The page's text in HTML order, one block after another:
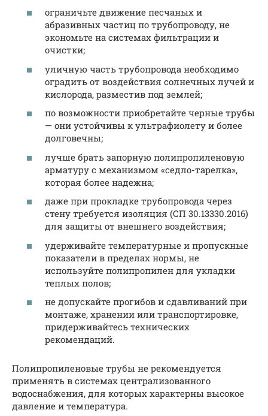
ограничьте движение песчаных и
абразивных частиц по трубопроводу, не
экономьте на системах фильтрации и
очистки;
уличную часть трубопровода необходимо
оградить от воздействия солнечных лучей и
кислорода, разместив под землей;
по возможности приобретайте черные трубы
— они устойчивы к ультрафиолету и более
долговечны;
лучше брать запорную полипропиленовую
арматуру с механизмом «седло-тарелка»,
которая более надежна;
даже при прокладке трубопровода через
стену требуется изоляция (СП 30.13330.2016)
для защиты от внешнего воздействия;
удерживайте температурные и пропускные
показатели в пределах нормы, не
используйте полипропилен для укладки
теплых полов;
не допускайте прогибов и сдавливаний при
монтаже, хранении или транспортировке,
придерживайтесь технических
рекомендаций.
Полипропиленовые трубы не рекомендуется
применять в системах централизованного
водоснабжения, для которых характерны высокое
давление и температура.